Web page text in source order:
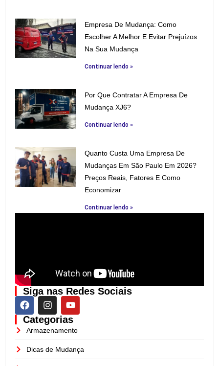
Empresa De Mudança: Como
Escolher A Melhor E Evitar Prejuízos
Na Sua Mudança
Continuar lendo »
Por Que Contratar A Empresa De
Mudança XJ6?
Continuar lendo »
Quanto Custa Uma Empresa De
Mudanças Em São Paulo Em 2026?
Preços Reais, Fatores E Como
Economizar
Continuar lendo »
Siga nas Redes Sociais
Categorias
Armazenamento
Dicas de Mudança